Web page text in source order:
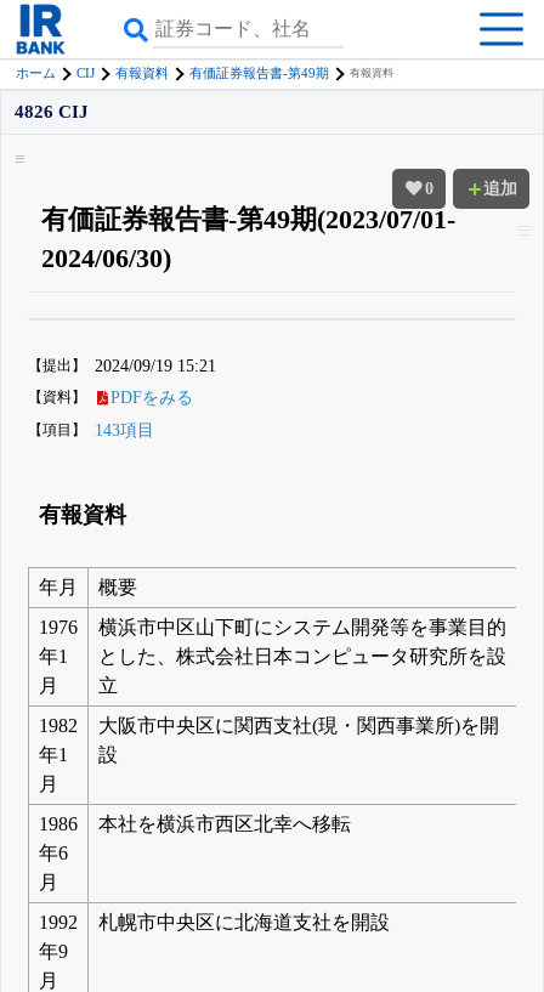
ホーム CIJ 有報資料 有価証券報告書-第49期 有報資料
0 追加
4826 CIJ
有価証券報告書-第49期(2023/07/01-
2024/06/30)
詳しく見られる無料でβ版をはじめる
登録すると永久30%OFFと米株版の先行利用も付きます
【提出】 2024/09/19 15:21
【資料】 PDFをみる
【項目】 143項目
有報資料
年月
概要
1976
年1
月
横浜市中区山下町にシステム開発等を事業目的
とした、株式会社日本コンピュータ研究所を設
立
1982
年1
月
大阪市中央区に関西支社(現・関西事業所)を開
設
1986
年6
月
本社を横浜市西区北幸へ移転
1992
年9
月
札幌市中央区に北海道支社を開設